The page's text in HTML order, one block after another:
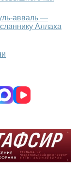
авваль —
Аллаха